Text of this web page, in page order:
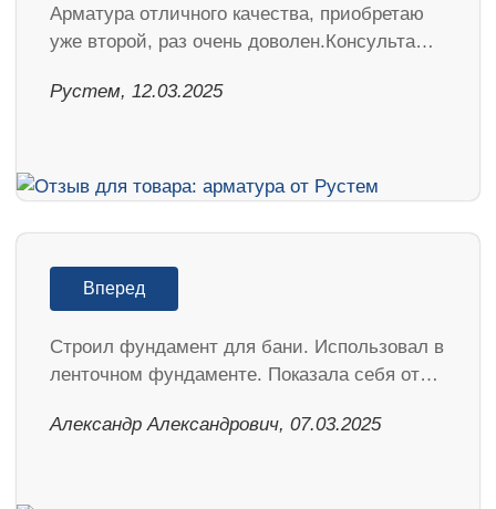
Арматура отличного качества, приобретаю
уже второй, раз очень доволен.Консульта…
Рустем, 12.03.2025
Вперед
Строил фундамент для бани. Использовал в
ленточном фундаменте. Показала себя от…
Александр Александрович, 07.03.2025